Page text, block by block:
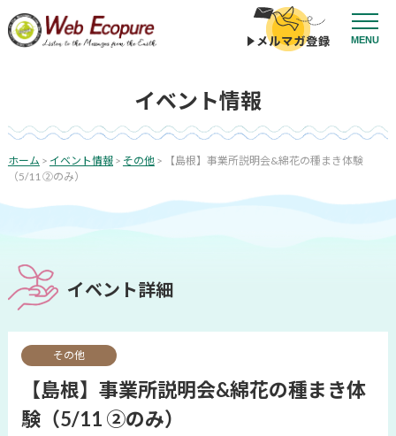
MENU
ン
キ
ッ
イベント情報
ホーム > イベント情報> その他>
【島根】事業所説明会&綿花の種まき体験
（5/11 ②のみ）
イベント詳細
その他
【島根】事業所説明会&綿花の種まき体
験（5/11 ②のみ）
投
ゲ
ー
シ
ン